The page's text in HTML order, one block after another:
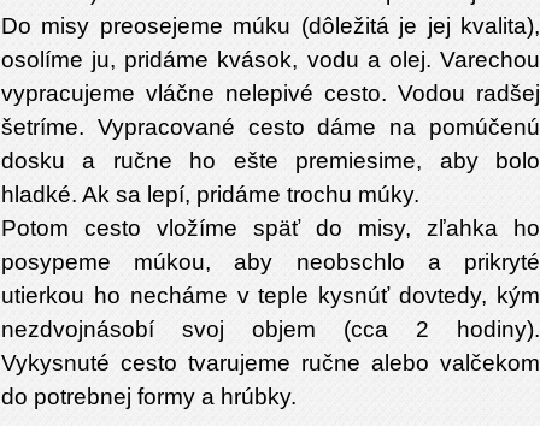
Do misy preosejeme múku (dôležitá je jej kvalita),
osolíme ju, pridáme kvások, vodu a olej. Varechou
vypracujeme vláčne nelepivé cesto. Vodou radšej
šetríme. Vypracované cesto dáme na pomúčenú
dosku a ručne ho ešte premiesime, aby bolo
hladké. Ak sa lepí, pridáme trochu múky.
Potom cesto vložíme späť do misy, zľahka ho
posypeme múkou, aby neobschlo a prikryté
utierkou ho necháme v teple kysnúť dovtedy, kým
nezdvojnásobí svoj objem (cca 2 hodiny).
Vykysnuté cesto tvarujeme ručne alebo valčekom
do potrebnej formy a hrúbky.